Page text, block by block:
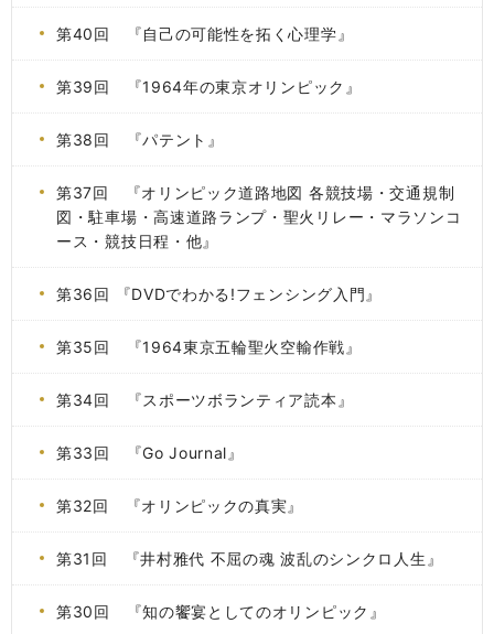
第40回 『自己の可能性を拓く心理学』
第39回 『1964年の東京オリンピック』
第38回 『パテント』
第37回 『オリンピック道路地図 各競技場・交通規制
図・駐車場・高速道路ランプ・聖火リレー・マラソンコ
ース・競技日程・他』
第36回 『DVDでわかる!フェンシング入門』
第35回 『1964東京五輪聖火空輸作戦』
第34回 『スポーツボランティア読本』
第33回 『Go Journal』
第32回 『オリンピックの真実』
第31回 『井村雅代 不屈の魂 波乱のシンクロ人生』
第30回 『知の饗宴としてのオリンピック』